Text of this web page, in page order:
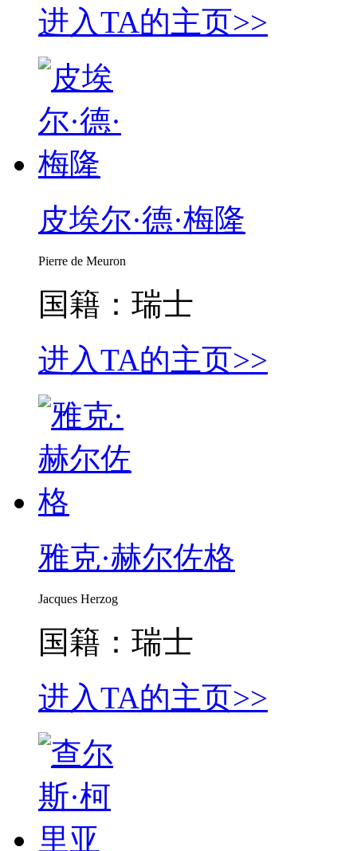
进入TA的主页>>
皮埃尔·德·梅隆
Pierre de Meuron
国籍：瑞士
进入TA的主页>>
雅克·赫尔佐格
Jacques Herzog
国籍：瑞士
进入TA的主页>>